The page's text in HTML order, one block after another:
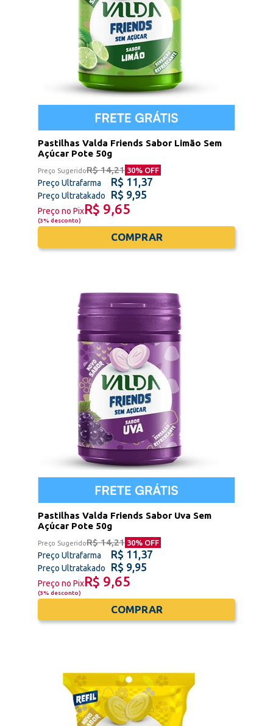
Pastilhas Valda Friends Sabor Limão Sem
Açúcar Pote 50g
Preço SugeridoR$ 14,21 30% OFF
Preço Ultrafarma R$ 11,37
Preço Ultratakado R$ 9,95
Preço no PixR$ 9,65
(3% desconto)
COMPRAR
Pastilhas Valda Friends Sabor Uva Sem
Açúcar Pote 50g
Preço SugeridoR$ 14,21 30% OFF
Preço Ultrafarma R$ 11,37
Preço Ultratakado R$ 9,95
Preço no PixR$ 9,65
(3% desconto)
COMPRAR